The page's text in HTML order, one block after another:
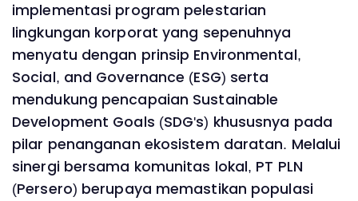
implementasi program pelestarian
lingkungan korporat yang sepenuhnya
menyatu dengan prinsip Environmental,
Social, and Governance (ESG) serta
mendukung pencapaian Sustainable
Development Goals (SDG's) khususnya pada
pilar penanganan ekosistem daratan. Melalui
sinergi bersama komunitas lokal, PT PLN
(Persero) berupaya memastikan populasi